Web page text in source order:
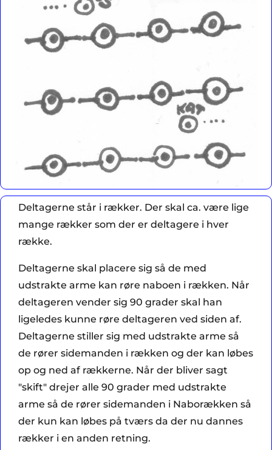
Deltagerne står i rækker. Der skal ca. være lige
mange rækker som der er deltagere i hver
række.
Deltagerne skal placere sig så de med
udstrakte arme kan røre naboen i rækken. Når
deltageren vender sig 90 grader skal han
ligeledes kunne røre deltageren ved siden af.
Deltagerne stiller sig med udstrakte arme så
de rører sidemanden i rækken og der kan løbes
op og ned af rækkerne. Når der bliver sagt
"skift" drejer alle 90 grader med udstrakte
arme så de rører sidemanden i Naborækken så
der kun kan løbes på tværs da der nu dannes
rækker i en anden retning.